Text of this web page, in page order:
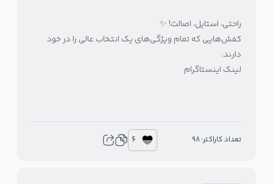
راحتی، استایل، اصالت! ✨
کفش‌هایی که تمام ویژگی‌های یک انتخاب عالی را در خود
دارند.
لینک اینستاگرام
تعداد کاراکتر: 98 6